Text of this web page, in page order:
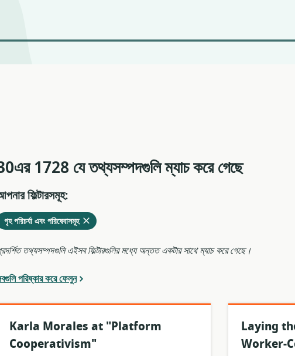
1728 যে তথ্যসম্পদগুলি ম্যাচ করে গেছে
ফিল্টারসমূহ:
মুছে
ফেলুন
গৃহ পরিচর্যা এবং পরিষেবাসমূহএখনকার
ফিল্টারগুলির
থেকে
তথ্যসম্পদগুলি এইসব ফিল্টারগুলির মধ্যে অন্তত একটার সাথে ম্যাচ করে গেছে।
পরিষ্কার করে ফেলুন
Karla Morales at "Platform
Cooperativism"
Laying
Worker-